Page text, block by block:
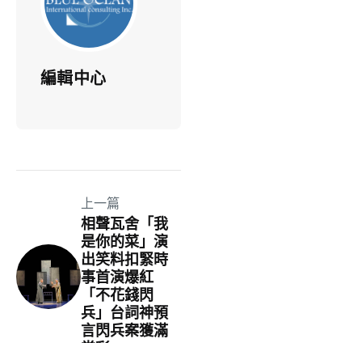
編輯中心
上一篇
相聲瓦舍「我
是你的菜」演
出笑料扣緊時
事首演爆紅
「不花錢閃
兵」台詞神預
言閃兵案獲滿